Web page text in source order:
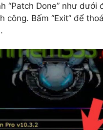
“Patch Done” như dưới
công. Bấm “Exit” để